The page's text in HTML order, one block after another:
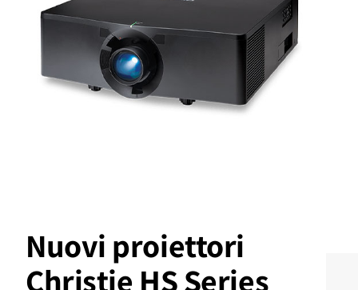
Nuovi proiettori
Christie HS Series